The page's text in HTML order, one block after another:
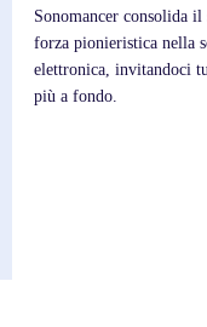
Sonomancer consolida il
forza pionieristica nella
elettronica, invitandoci
più a fondo.